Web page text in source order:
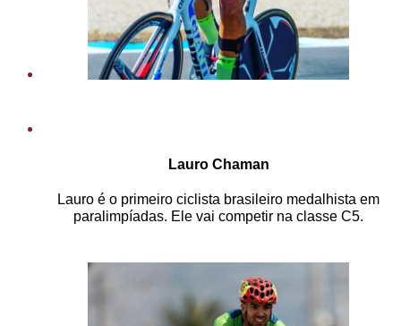
Lauro Chaman
Lauro é o primeiro ciclista brasileiro medalhista em
paralimpíadas. Ele vai competir na classe C5.